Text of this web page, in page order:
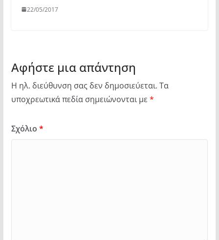
22/05/2017
Αφήστε μια απάντηση
Η ηλ. διεύθυνση σας δεν δημοσιεύεται. Τα
υποχρεωτικά πεδία σημειώνονται με *
Σχόλιο *